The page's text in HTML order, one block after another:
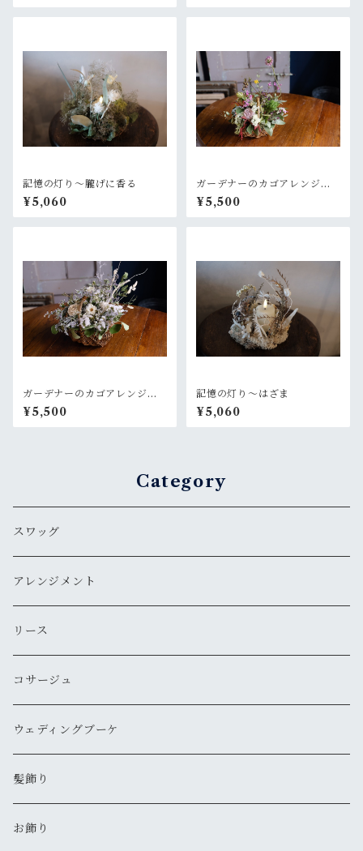
記憶の灯り〜朧げに香る
¥5,060
ガーデナーのカゴアレンジM~
ピンク赤色×グリーン【オーダ
ー後制作】
¥5,500
ガーデナーのカゴアレンジM~
白×グリーン【オーダー後制
作】
¥5,500
記憶の灯り〜はざま
¥5,060
Category
スワッグ
アレンジメント
リース
コサージュ
ウェディングブーケ
髪飾り
お飾り